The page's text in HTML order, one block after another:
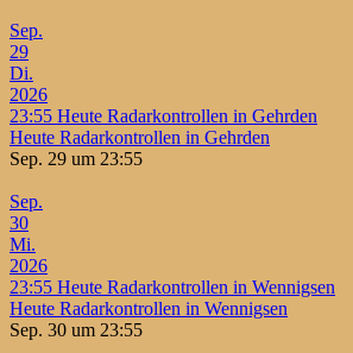
Sep.
29
Di.
2026
23:55 Heute Radarkontrollen in Gehrden
Heute Radarkontrollen in Gehrden
Sep. 29 um 23:55
Sep.
30
Mi.
2026
23:55 Heute Radarkontrollen in Wennigsen
Heute Radarkontrollen in Wennigsen
Sep. 30 um 23:55